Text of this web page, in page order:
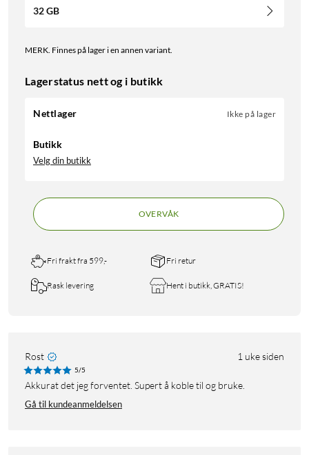
32 GB
MERK. Finnes på lager i en annen variant.
Lagerstatus nett og i butikk
Nettlager Ikke på lager
Butikk
Velg din butikk
OVERVÅK
Fri frakt fra 599,- Fri retur
Rask levering Hent i butikk, GRATIS!
Rost 1 uke siden
5/5
Akkurat det jeg forventet. Supert å koble til og bruke.
Gå til kundeanmeldelsen